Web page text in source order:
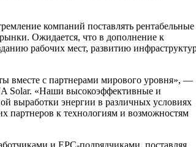
компаний поставлять рентабельные
Ожидается, что в дополнение к
рабочих мест, развитию
вместе с партнерами мирового уровня», —
Solar. «Наши высокоэффективные и
выработки энергии в различных условиях
партнеров к технологиям и возможностям
и EPC-подрядчиками, поставляя